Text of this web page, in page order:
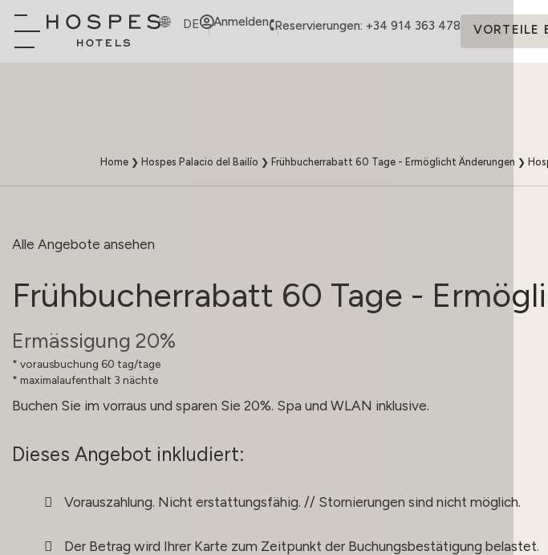
DE Anmelden Reservierungen: +34 914 363 478 VORTEILE
Home❯ Hospes Palacio del Bailío ❯ Frühbucherrabatt 60 Tage - Ermöglicht Änderungen ❯
Alle Angebote ansehen
Frühbucherrabatt 60 Tage -
Ermässigung 20%
vorausbuchung 60 tag/tage
maximalaufenthalt 3 nächte
Buchen Sie im vorraus und sparen Sie 20%. Spa und WLAN inklusive.
Dieses Angebot inkludiert:
Vorauszahlung. Nicht erstattungsfähig. // Stornierungen sind nicht möglich.
Der Betrag wird Ihrer Karte zum Zeitpunkt der Buchungsbestätigung belastet.